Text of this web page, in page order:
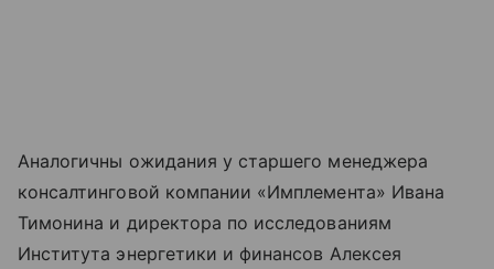
Аналогичны ожидания у старшего менеджера
консалтинговой компании «Имплемента» Ивана
Тимонина и директора по исследованиям
Института энергетики и финансов Алексея